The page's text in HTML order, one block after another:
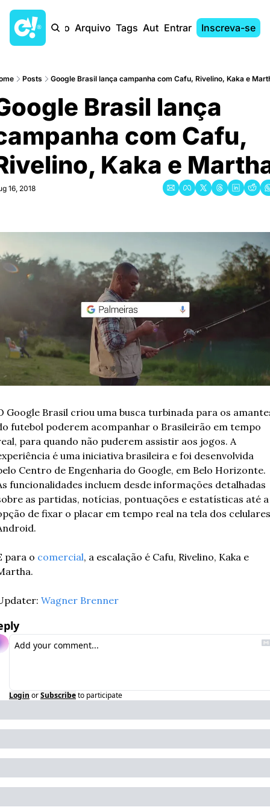
Início Arquivo Tags AutoresEntrar Inscreva-se
Posts Google Brasil lança campanha com Cafu, Rivelino, Kaka e
Brasil lança
com Cafu,
Kaka e
16, 2018
Google Brasil criou uma busca turbinada para os
futebol poderem acompanhar o Brasileirão em tempo
para quando não puderem assistir aos jogos. A
é uma iniciativa brasileira e foi desenvolvida
Centro de Engenharia do Google, em Belo Horizonte.
funcionalidades incluem desde informações detalhadas
as partidas, notícias, pontuações e estatísticas até a
de fixar o placar em tempo real na tela dos celulares
para o comercial, a escalação é Cafu, Rivelino, Kaka e
Wagner Brenner
Login orSubscribeto participate